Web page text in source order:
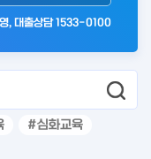
, 대출상담 1533-0100
심화교육